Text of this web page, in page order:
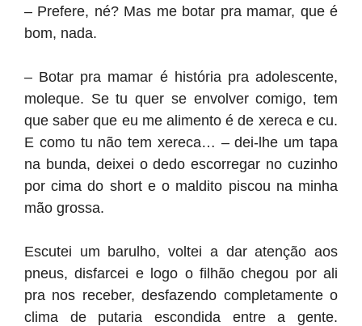
– Prefere, né? Mas me botar pra mamar, que é
bom, nada.
– Botar pra mamar é história pra adolescente,
moleque. Se tu quer se envolver comigo, tem
que saber que eu me alimento é de xereca e cu.
E como tu não tem xereca… – dei-lhe um tapa
na bunda, deixei o dedo escorregar no cuzinho
por cima do short e o maldito piscou na minha
mão grossa.
Escutei um barulho, voltei a dar atenção aos
pneus, disfarcei e logo o filhão chegou por ali
pra nos receber, desfazendo completamente o
clima de putaria escondida entre a gente.